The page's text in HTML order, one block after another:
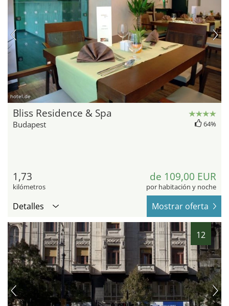
hotel.de
Bliss Residence & Spa
Budapest 64%
1,73
kilómetros
de 109,00 EUR
por habitación y noche
Detalles Mostrar oferta
12